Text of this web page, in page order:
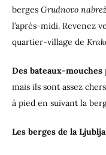
berges Grudnovo
l’après-midi. Revenez
quartier-village de
Des bateaux-mouches
mais ils sont assez
à pied en suivant la
Les berges de la